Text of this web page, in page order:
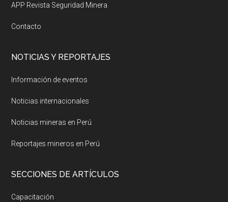
APP Revista Seguridad Minera
Contacto
NOTICIAS Y REPORTAJES
Información de eventos
Noticias internacionales
Noticias mineras en Perú
Reportajes mineros en Perú
SECCIONES DE ARTÍCULOS
Capacitación